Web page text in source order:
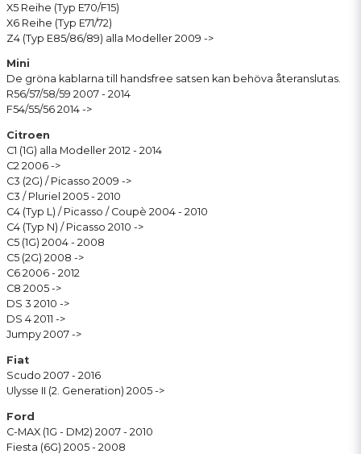
X5 Reihe (Typ E70/F15)
X6 Reihe (Typ E71/72)
Z4 (Typ E85/86/89) alla Modeller 2009 ->
Mini
De gröna kablarna till handsfree satsen kan behöva återanslutas.
R56/57/58/59 2007 - 2014
F54/55/56 2014 ->
Citroen
C1 (1G) alla Modeller 2012 - 2014
C2 2006 ->
C3 (2G) / Picasso 2009 ->
C3 / Pluriel 2005 - 2010
C4 (Typ L) / Picasso / Coupè 2004 - 2010
C4 (Typ N) / Picasso 2010 ->
C5 (1G) 2004 - 2008
C5 (2G) 2008 ->
C6 2006 - 2012
C8 2005 ->
DS 3 2010 ->
DS 4 2011 ->
Jumpy 2007 ->
Fiat
Scudo 2007 - 2016
Ulysse II (2. Generation) 2005 ->
Ford
C-MAX (1G - DM2) 2007 - 2010
Fiesta (6G) 2005 - 2008